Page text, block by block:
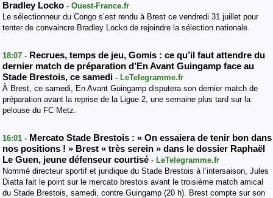
Bradley Locko - Ouest-France.fr
Le sélectionneur du Congo s’est rendu à Brest ce vendredi 31 juillet pour
tenter de convaincre Bradley Locko de rejoindre la sélection nationale.
18:07 - Recrues, temps de jeu, Gomis : ce qu’il faut attendre du
dernier match de préparation d’En Avant Guingamp face au
Stade Brestois, ce samedi - LeTelegramme.fr
À Brest, ce samedi, En Avant Guingamp disputera son dernier match de
préparation avant la reprise de la Ligue 2, une semaine plus tard sur la
pelouse du FC Metz.
16:01 - Mercato Stade Brestois : « On essaiera de tenir bon dans
nos positions ! » Brest « très serein » dans le dossier Raphaël
Le Guen, jeune défenseur courtisé - LeTelegramme.fr
Nommé directeur sportif et juridique du Stade Brestois à l’intersaison, Jules
Diatta fait le point sur le mercato brestois avant le troisième match amical
du Stade Brestois, samedi, contre Guingamp (20 h). Brest compte sur son